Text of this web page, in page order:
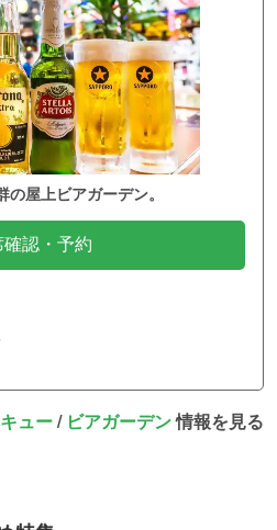
屋上ビアガーデン。
確認・予約
ュー/ ビアガーデン情報を見る